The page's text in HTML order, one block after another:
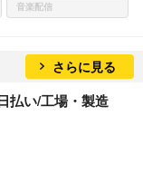
音楽配信
さらに見る
払い/工場・製造